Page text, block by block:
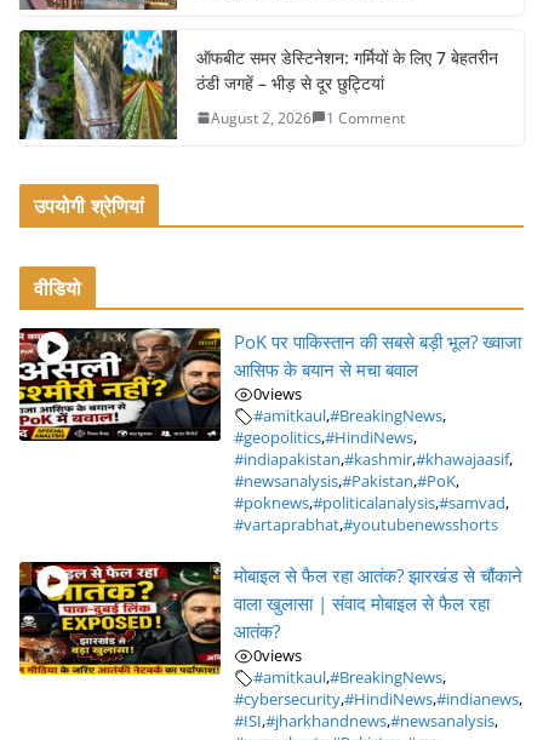
ऑफबीट समर डेस्टिनेशन: गर्मियों के लिए 7 बेहतरीन
ठंडी जगहें – भीड़ से दूर छुट्टियां
August 2, 2026 1 Comment
उपयोगी श्रेणियां
वीडियो
PoK पर पाकिस्तान की सबसे बड़ी भूल? ख्वाजा
आसिफ के बयान से मचा बवाल
0views
#amitkaul,#BreakingNews,
#geopolitics,#HindiNews,
#indiapakistan,#kashmir,#khawajaasif,
#newsanalysis,#Pakistan,#PoK,
#poknews,#politicalanalysis,#samvad,
#vartaprabhat,#youtubenewsshorts
मोबाइल से फैल रहा आतंक? झारखंड से चौंकाने
वाला खुलासा | संवाद मोबाइल से फैल रहा
आतंक?
0views
#amitkaul,#BreakingNews,
#cybersecurity,#HindiNews,#indianews,
#ISI,#jharkhandnews,#newsanalysis,